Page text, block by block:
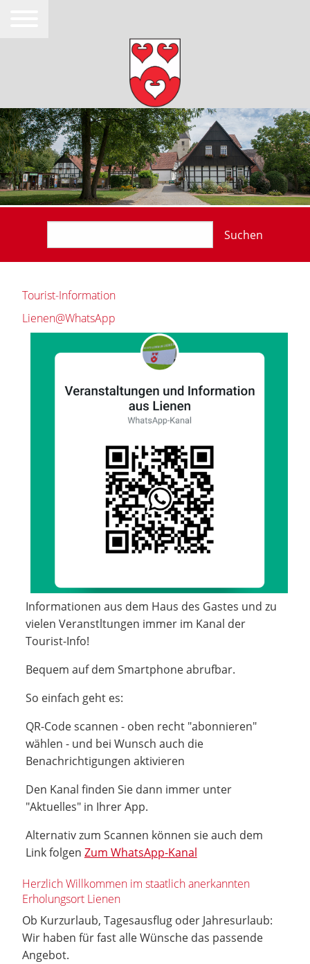
Suchen
Tourist-Information
Lienen@WhatsApp
Informationen aus dem Haus des Gastes und zu
vielen Veranstltungen immer im Kanal der
Tourist-Info!
Bequem auf dem Smartphone abrufbar.
So einfach geht es:
QR-Code scannen - oben recht "abonnieren"
wählen - und bei Wunsch auch die
Benachrichtigungen aktivieren
Den Kanal finden Sie dann immer unter
"Aktuelles" in Ihrer App.
Alternativ zum Scannen können sie auch dem
Link folgen Zum WhatsApp-Kanal
Herzlich Willkommen im staatlich anerkannten
Erholungsort Lienen
Ob Kurzurlaub, Tagesausflug oder Jahresurlaub:
Wir haben für fast alle Wünsche das passende
Angebot.